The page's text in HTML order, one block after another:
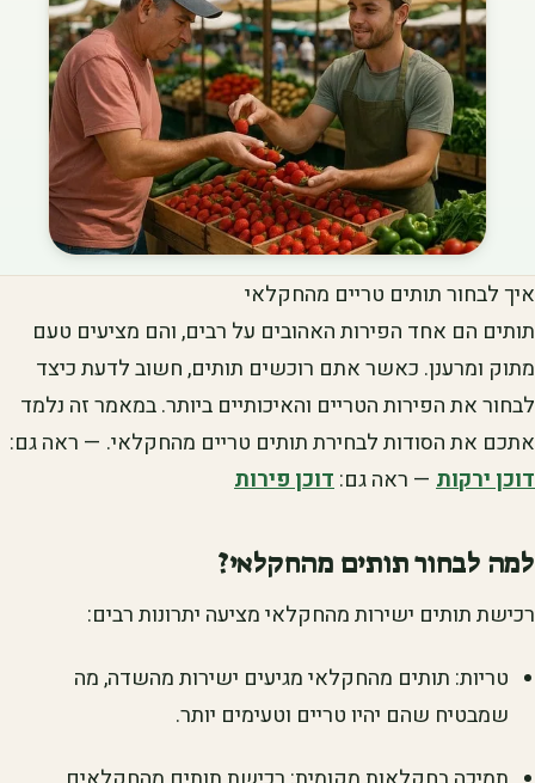
איך לבחור תותים טריים מהחקלאי
תותים הם אחד הפירות האהובים על רבים, והם מציעים טעם
מתוק ומרענן. כאשר אתם רוכשים תותים, חשוב לדעת כיצד
לבחור את הפירות הטריים והאיכותיים ביותר. במאמר זה נלמד
אתכם את הסודות לבחירת תותים טריים מהחקלאי. — ראה גם:
דוכן ירקות — ראה גם:דוכן פירות
למה לבחור תותים מהחקלאי?
רכישת תותים ישירות מהחקלאי מציעה יתרונות רבים:
טריות: תותים מהחקלאי מגיעים ישירות מהשדה, מה
שמבטיח שהם יהיו טריים וטעימים יותר.